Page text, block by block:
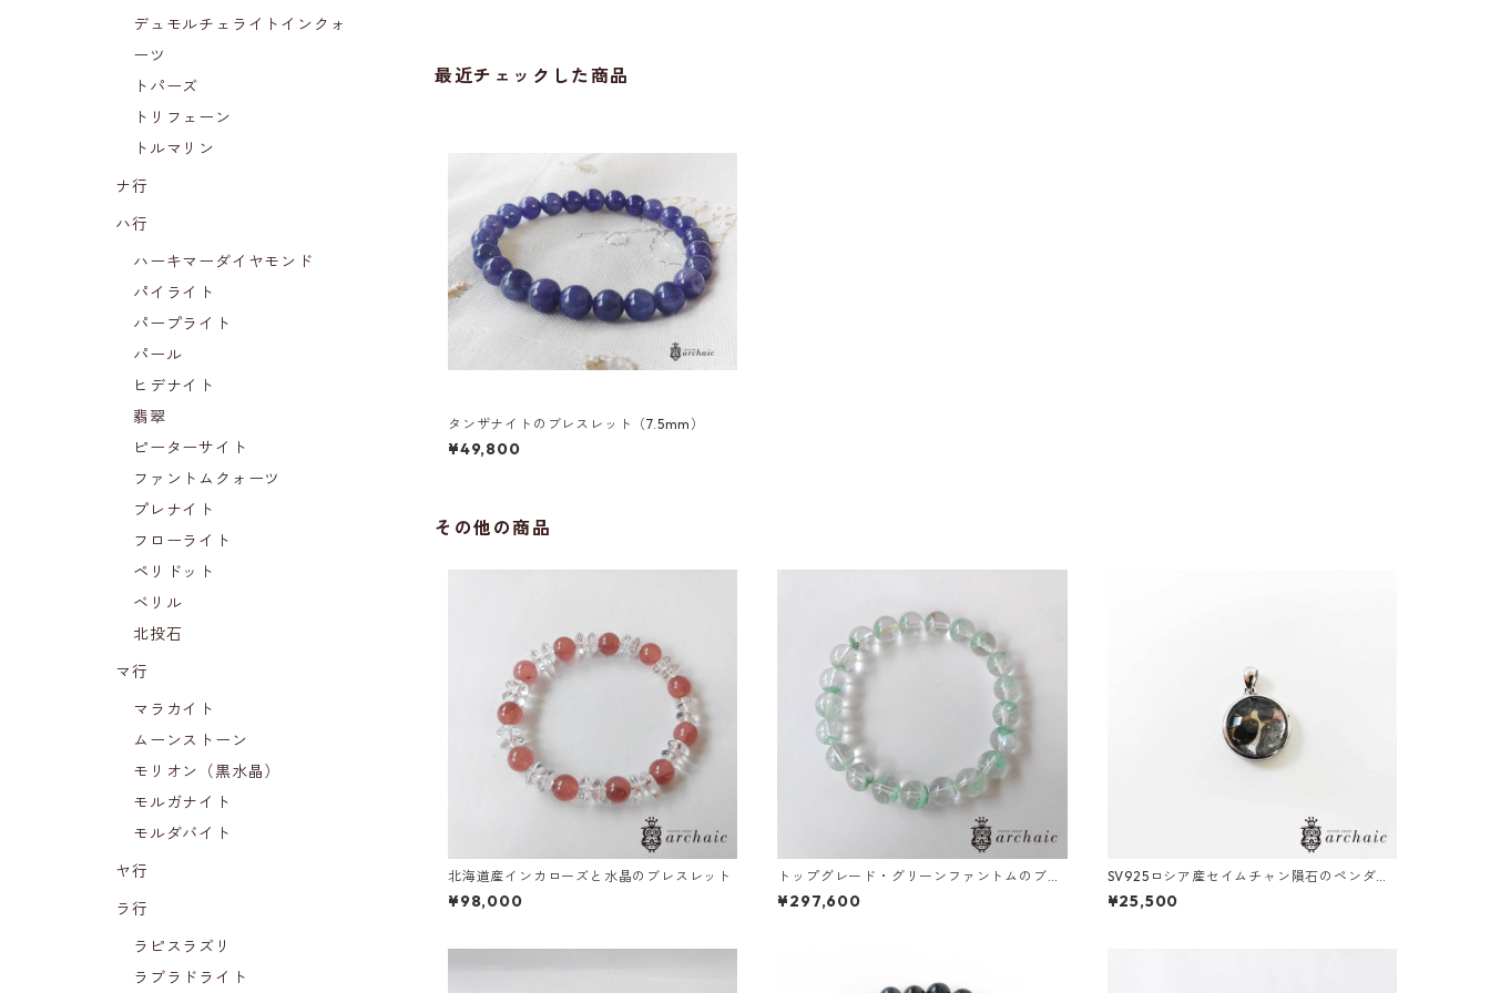
最近チェックした商品
タンザナイトのブレスレット（7.5mm）
¥49,800
その他の商品
北海道産インカローズと水晶のブレスレット
¥98,000
トップグレード・グリーンファントムのブレ
スレット(9mm)
¥297,600
SV925ロシア産セイムチャン隕石のペンダン
トトップ
¥25,500
デュモルチェライトインクォ
ーツ
トパーズ
トリフェーン
トルマリン
ナ行
ハ行
ハーキマーダイヤモンド
パイライト
パープライト
パール
ヒデナイト
翡翠
ピーターサイト
ファントムクォーツ
プレナイト
フローライト
ペリドット
ベリル
北投石
マ行
マラカイト
ムーンストーン
モリオン（黒水晶）
モルガナイト
モルダバイト
ヤ行
ラ行
ラピスラズリ
ラブラドライト